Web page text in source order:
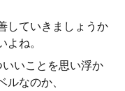
していきましょうか
ね。
いことを思い浮か
なのか、